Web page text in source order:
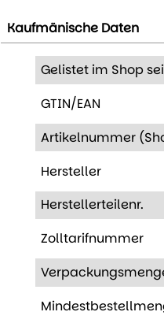
Kaufmänische Daten
Gelistet im Shop
GTIN/EAN
Artikelnummer
Hersteller
Herstellerteilenr.
Zolltarifnummer